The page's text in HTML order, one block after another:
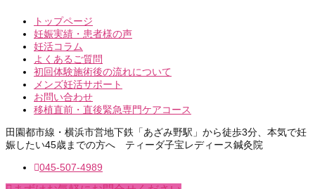
トップページ
妊娠実績・患者様の声
妊活コラム
よくあるご質問
初回体験施術後の流れについて
メンズ妊活サポート
お問い合わせ
移植直前・直後緊急専門ケアコース
田園都市線・横浜市営地下鉄「あざみ野駅」から徒歩3分、本気で妊
娠したい45歳までの方へ ティーダ子宝レディース鍼灸院
045-507-4989